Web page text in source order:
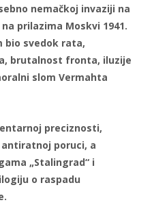
nemačkoj invaziji na
prilazima Moskvi 1941.
bio svedok rata,
brutalnost fronta, iluzije
slom Vermahta
preciznosti,
poruci, a
„Stalingrad“ i
o raspadu